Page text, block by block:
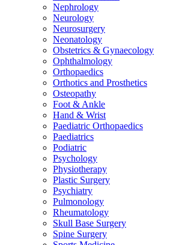
Nephrology
Neurology
Neurosurgery
Neonatology
Obstetrics & Gynaecology
Ophthalmology
Orthopaedics
Orthotics and Prosthetics
Osteopathy
Foot & Ankle
Hand & Wrist
Paediatric Orthopaedics
Paediatrics
Podiatric
Psychology
Physiotherapy
Plastic Surgery
Psychiatry
Pulmonology
Rheumatology
Skull Base Surgery
Spine Surgery